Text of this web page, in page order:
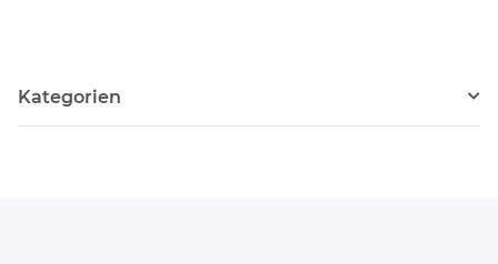
Möbel – bis 30 kg 1 Paar
Kategorien